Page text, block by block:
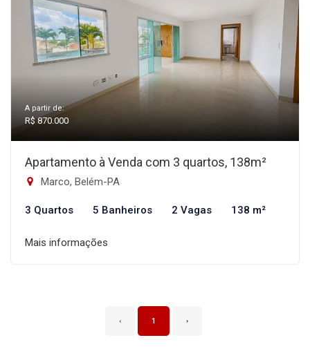
A partir de:
R$ 870.000
Apartamento à Venda com 3 quartos, 138m²
Marco, Belém-PA
3 Quartos 5 Banheiros 2 Vagas 138 m²
Mais informações
‹ 1 ›